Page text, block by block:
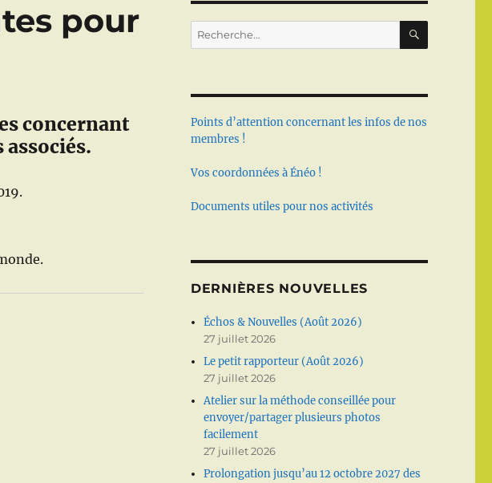
pour
concernant
Recherche
pour :
Points d’attention concernant les infos de nos
membres !
Vos coordonnées à Énéo !
Documents utiles pour nos activités
DERNIÈRES NOUVELLES
Échos & Nouvelles (Août 2026)
27 juillet 2026
Le petit rapporteur (Août 2026)
27 juillet 2026
Atelier sur la méthode conseillée pour
envoyer/partager plusieurs photos
facilement
27 juillet 2026
Prolongation jusqu’au 12 octobre 2027 des